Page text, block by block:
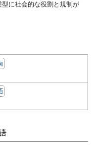
に社会的な役割と規制が